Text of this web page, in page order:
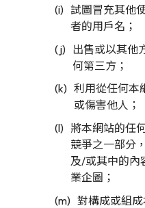
試圖冒充其他
者的用戶名；
出售或以其他
何第三方；
利用從任何本
或傷害他人；
將本網站的任
競爭之一部分
及/或其中的內
業企圖；
對構成或組